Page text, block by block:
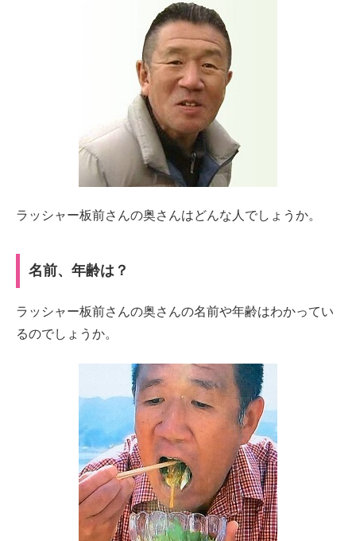
ラッシャー板前さんの奥さんはどんな人でしょうか。
名前、年齢は？
ラッシャー板前さんの奥さんの名前や年齢はわかってい
るのでしょうか。